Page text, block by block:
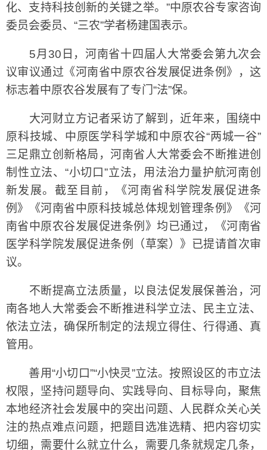
化、支持科技创新的关键之举。”中原农谷专家咨询
委员会委员、“三农”学者杨建国表示。
5月30日，河南省十四届人大常委会第九次会
议审议通过《河南省中原农谷发展促进条例》，这
标志着中原农谷发展有了专门“法”保。
大河财立方记者采访了解到，近年来，围绕中
原科技城、中原医学科学城和中原农谷“两城一谷”
三足鼎立创新格局，河南省人大常委会不断推进创
制性立法、“小切口”立法，用法治力量护航河南创
新发展。截至目前，《河南省科学院发展促进条
例》《河南省中原科技城总体规划管理条例》《河
南省中原农谷发展促进条例》均已通过，《河南省
医学科学院发展促进条例（草案）》已提请首次审
议。
不断提高立法质量，以良法促发展保善治，河
南各地人大常委会不断推进科学立法、民主立法、
依法立法，确保所制定的法规立得住、行得通、真
管用。
善用“小切口”“小快灵”立法。按照设区的市立法
权限，坚持问题导向、实践导向、目标导向，聚焦
本地经济社会发展中的突出问题、人民群众关心关
注的热点难点问题，把题目选准选精、把内容切实
切细，需要什么就立什么，需要几条就规定几条，